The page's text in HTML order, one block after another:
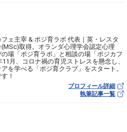
ェ主宰 & ポジ育ラボ 代表｜英・レスタ
取得。オランダ心理学会認定心理
場「ポジ育ラボ」と相談の場「ポジカフ
月、コロナ禍の育児ストレスを懸念し、
を学べる「ポジ育クラブ」をスタート。
！
プロフィール詳細
執筆記事一覧